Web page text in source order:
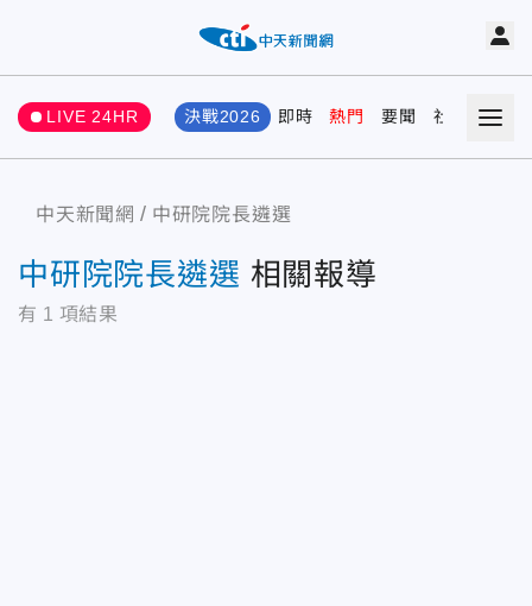
LIVE 24HR 決戰2026 即時 熱門 要聞 社會 娛樂
中天新聞網 中研院院長遴選
中研院院長遴選 相關報導
有 1 項結果